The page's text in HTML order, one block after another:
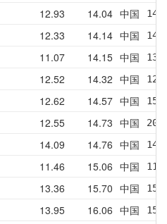
12.93 14.04 中国
12.33 14.14 中国
11.07 14.15 中国
12.52 14.32 中国
12.62 14.57 中国
12.55 14.73 中国
14.09 14.76 中国
11.46 15.06 中国
13.36 15.70 中国
13.95 16.06 中国